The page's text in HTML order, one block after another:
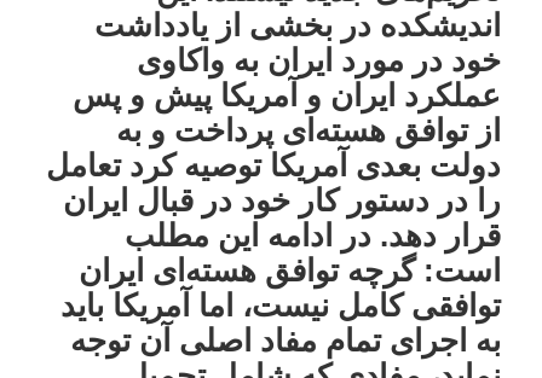
اندیشکده در بخشی از یادداشت
خود در مورد ایران به واکاوی
عملکرد ایران و آمریکا پیش و پس
از توافق هسته‌ای پرداخت و به
دولت بعدی آمریکا توصیه کرد تعامل
را در دستور کار خود در قبال ایران
قرار دهد. در ادامه این مطلب
است: گرچه توافق هسته‌ای ایران
توافقی کامل نیست، اما آمریکا باید
به اجرای تمام مفاد اصلی آن توجه